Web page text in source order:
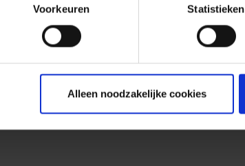
Voorkeuren Statistieken
Alleen noodzakelijke cookies